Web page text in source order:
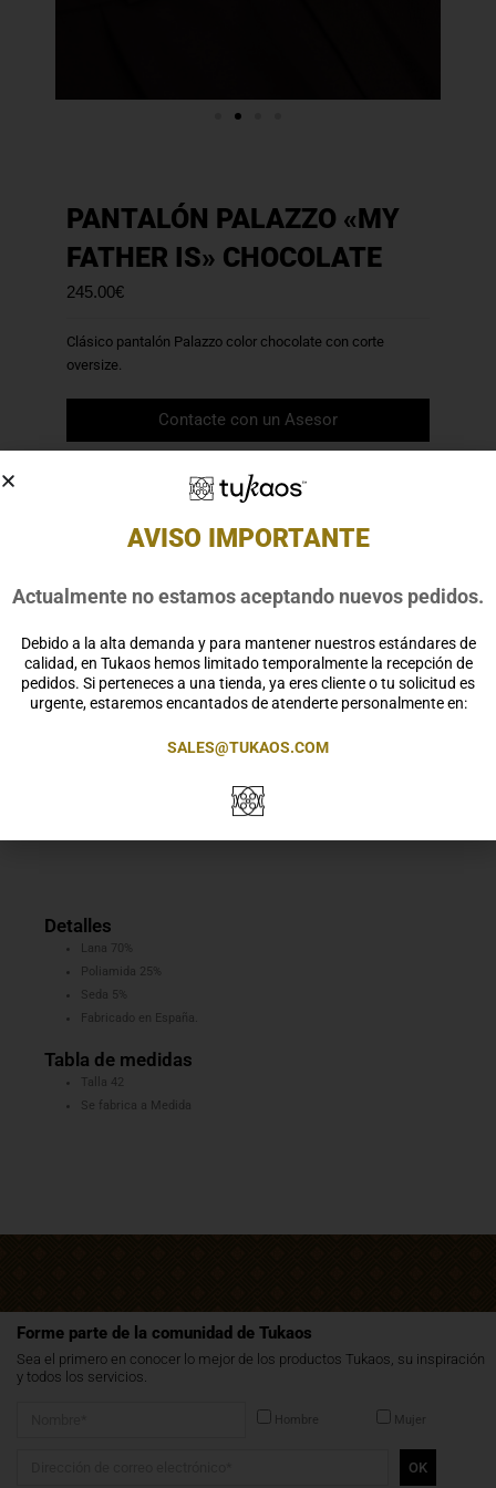
PANTALÓN PALAZZO «MY
FATHER IS» CHOCOLATE
245.00€
Clásico pantalón Palazzo color chocolate con corte
oversize.
Contacte con un Asesor
Tukaos Negro Eco, listo para ser regalados.
Clásico pantalón Palazzo color chocolate con corte
oversize. 4 pinzas y bolsillos franceses en el delantero,
cuatro pinzas y bolsillos de ojal en el trasero. Los
con el fin de favorecer la durabilidad de la prenda.
Detalles
Lana 70%
Poliamida 25%
Seda 5%
Fabricado en España.
Tabla de medidas
Talla 42
Se fabrica a Medida
Forme parte de la comunidad de Tukaos
Sea el primero en conocer lo mejor de los productos Tukaos, su inspiración
y todos los servicios.
Hombre Mujer
OK
AVISO IMPORTANTE
Actualmente no estamos aceptando nuevos pedidos.
Debido a la alta demanda y para mantener nuestros estándares de
calidad, en Tukaos hemos limitado temporalmente la recepción de
pedidos. Si perteneces a una tienda, ya eres cliente o tu solicitud es
urgente, estaremos encantados de atenderte personalmente en:
SALES@TUKAOS.COM